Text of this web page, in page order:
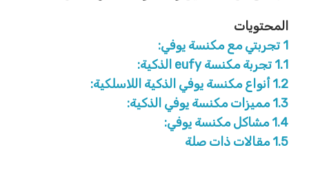
المحتويات
تجربتي مع مكنسة يوفي:
تجربة مكنسة eufy الذكية:
1.2أنواع مكنسة يوفي الذكية اللاسلكية:
1.3مميزات مكنسة يوفي الذكية:
1.4مشاكل مكنسة يوفي:
1.5مقالات ذات صلة